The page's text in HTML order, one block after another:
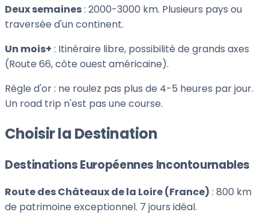
Deux semaines: 2000-3000 km. Plusieurs pays ou
traversée d'un continent.
Un mois+ : Itinéraire libre, possibilité de grands axes
(Route 66, côte ouest américaine).
Règle d'or : ne roulez pas plus de 4-5 heures par jour.
Un road trip n'est pas une course.
Choisir la Destination
Destinations Européennes Incontournables
Route des Châteaux de la Loire (France) : 800 km
de patrimoine exceptionnel. 7 jours idéal.